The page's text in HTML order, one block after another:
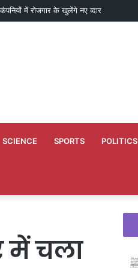
करोड़
SCIENCE SPORTS POLITICS
में चला